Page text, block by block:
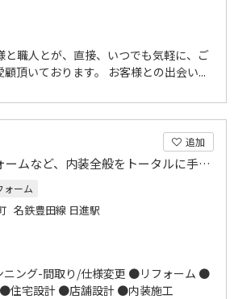
職人とが、直接、いつでも気軽に、ご
頂いております。 お客様との出会い...
追加
インテリア商品の販売やリフォームなど、内装全般をトータルに手掛けます
ォーム
名鉄豊田線 日進駅
ニング-間取り/仕様変更 ●リフォーム ●
住宅設計 ●店舗設計 ●内装施工